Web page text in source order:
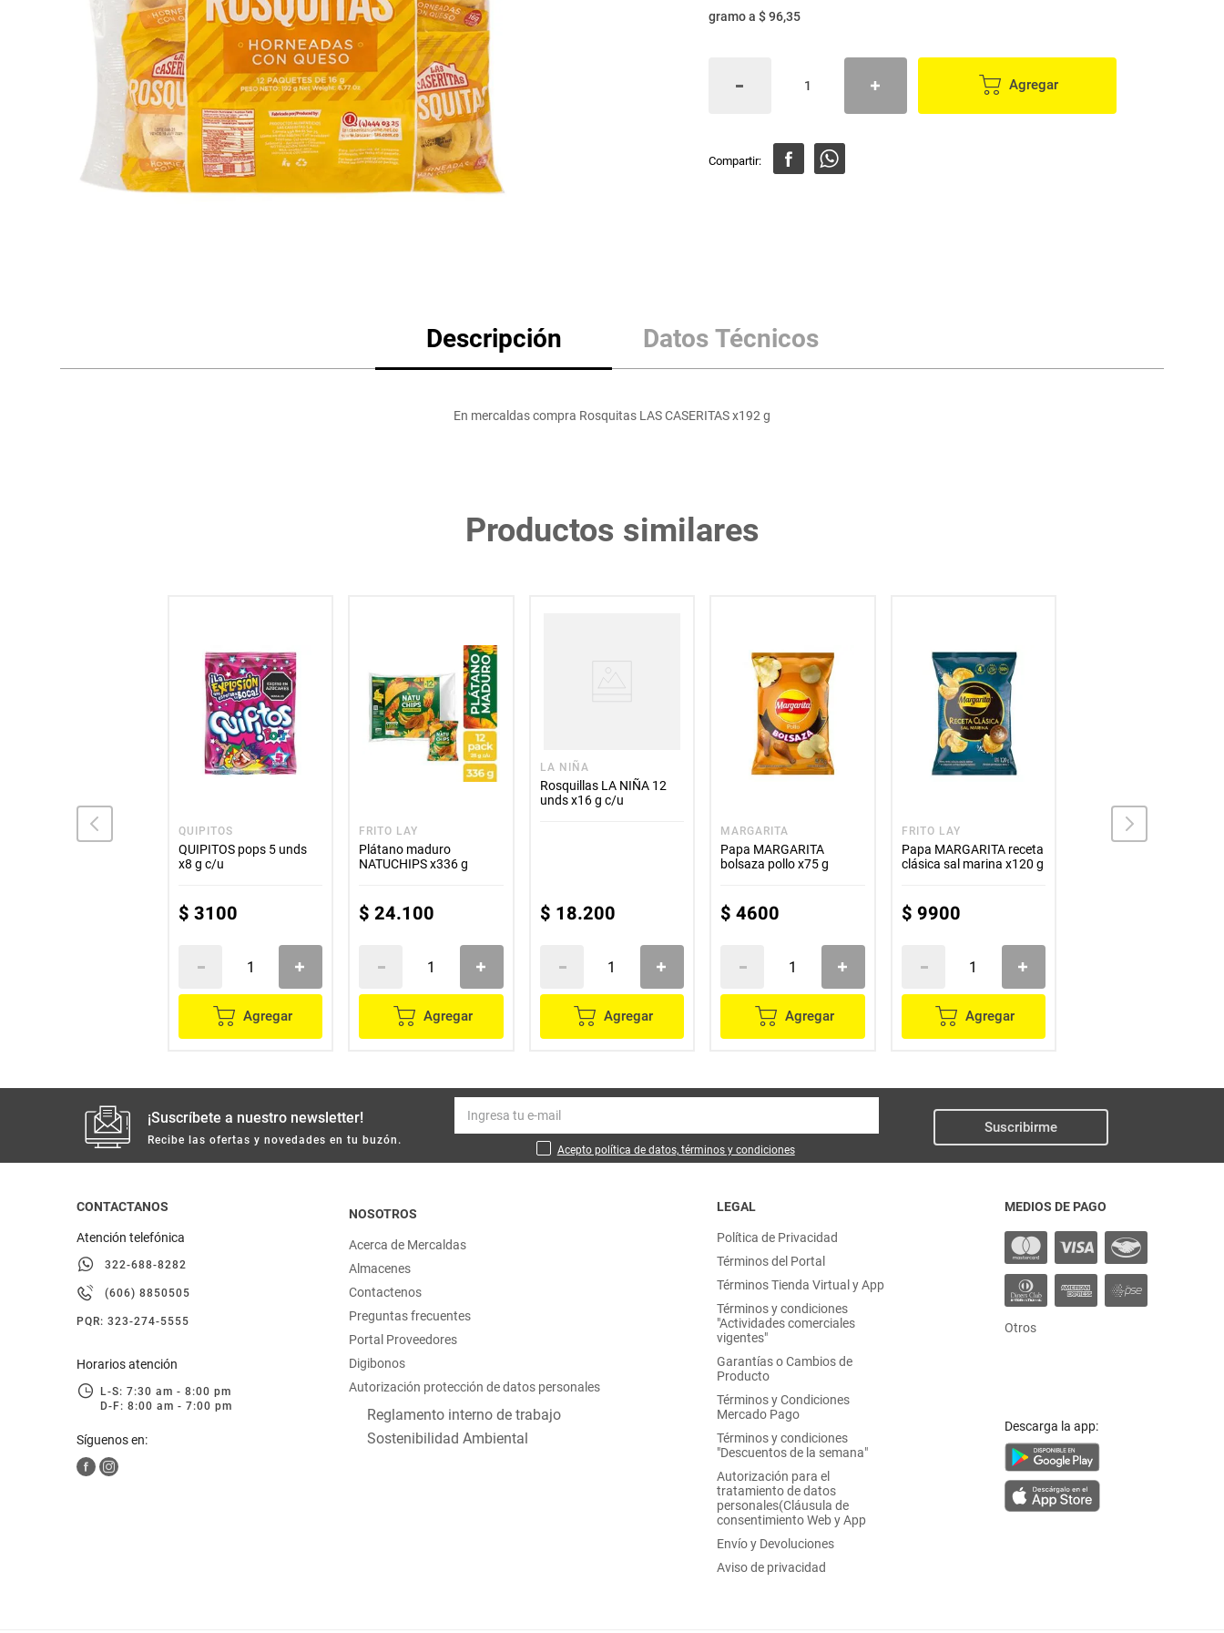
lácteos y refrigerados
vinos y licores
cuidado del bebé
otros
gramoa $ 96,35
Agregar
Descripción Datos Técnicos
En mercaldas compra Rosquitas LAS CASERITAS x192 g
Productos similares
QUIPITOS
QUIPITOS pops 5 unds
x8 g c/u
$ 3100
Agregar
FRITO LAY
Plátano maduro
NATUCHIPS x336 g
$ 24.100
Agregar
LA NIÑA
Rosquillas LA NIÑA 12
unds x16 g c/u
$ 18.200
Agregar
MARGARITA
Papa MARGARITA
bolsaza pollo x75 g
$ 4600
Agregar
FRITO LAY
Papa MARGARITA receta
clásica sal marina x120 g
$ 9900
Agregar
MARGARITA
¡Suscríbete a nuestro newsletter!
Recibe las ofertas y novedades en tu buzón.
Acepto política de datos, términos y condiciones
Suscribirme
CONTACTANOS
Atención telefónica
322-688-8282
(606) 8850505
PQR: 323-274-5555
Horarios atención
L-S: 7:30 am - 8:00 pm
D-F: 8:00 am - 7:00 pm
Síguenos en:
NOSOTROS
Acerca de Mercaldas
Almacenes
Contactenos
Preguntas frecuentes
Portal Proveedores
Digibonos
Autorización protección de datos personales
Reglamento interno de trabajo
Sostenibilidad Ambiental
LEGAL
Política de Privacidad
Términos del Portal
Términos Tienda Virtual y App
Términos y condiciones
"Actividades comerciales
vigentes"
Garantías o Cambios de
Producto
Términos y Condiciones
Mercado Pago
Términos y condiciones
"Descuentos de la semana"
Autorización para el
tratamiento de datos
personales(Cláusula de
consentimiento Web y App
Envío y Devoluciones
Aviso de privacidad
MEDIOS DE PAGO
Otros
Descarga la app:
Mantequilla